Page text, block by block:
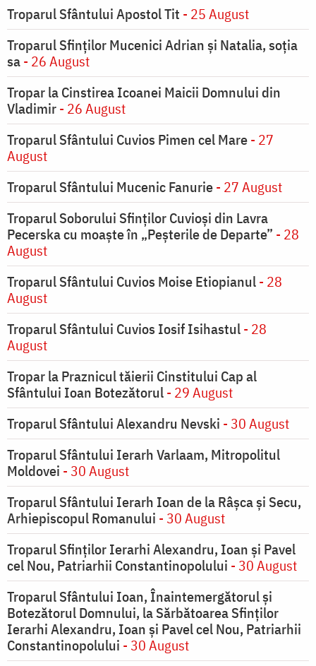
Troparul Sfântului Apostol Tit - 25 August
Troparul Sfinţilor Mucenici Adrian şi Natalia, soţia
sa- 26 August
Tropar la Cinstirea Icoanei Maicii Domnului din
Vladimir- 26 August
Troparul Sfântului Cuvios Pimen cel Mare- 27
August
Troparul Sfântului Mucenic Fanurie- 27 August
Troparul Soborului Sfinților Cuvioși din Lavra
Pecerska cu moaște în „Peșterile de Departe” - 28
August
Troparul Sfântului Cuvios Moise Etiopianul- 28
August
Troparul Sfântului Cuvios Iosif Isihastul- 28
August
Tropar la Praznicul tăierii Cinstitului Cap al
Sfântului Ioan Botezătorul- 29 August
Troparul Sfântului Alexandru Nevski - 30 August
Troparul Sfântului Ierarh Varlaam, Mitropolitul
Moldovei - 30 August
Troparul Sfântului Ierarh Ioan de la Râşca şi Secu,
Arhiepiscopul Romanului - 30 August
Troparul Sfinţilor Ierarhi Alexandru, Ioan şi Pavel
cel Nou, Patriarhii Constantinopolului - 30 August
Troparul Sfântului Ioan, Înaintemergătorul şi
Botezătorul Domnului, la Sărbătoarea Sfinţilor
Ierarhi Alexandru, Ioan şi Pavel cel Nou, Patriarhii
Constantinopolului - 30 August